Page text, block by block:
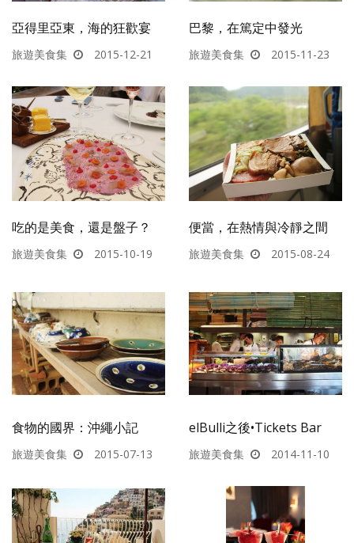
亞得里亞東，海的狂歡宴
旅遊美食集 2015-12-21
巴黎，在篤定中發光
旅遊美食集 2015-11-23
吃的是美食，還是盤子？
旅遊美食集 2015-10-19
便當，在熱情與冷靜之間
旅遊美食集 2015-08-24
食物的國界：沖繩小記
旅遊美食集 2015-07-13
elBulli之後•Tickets Bar
旅遊美食集 2014-11-10